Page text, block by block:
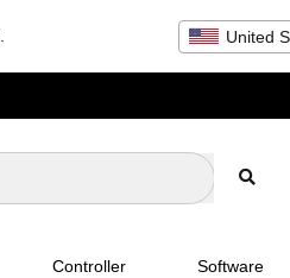
United
Controller Software